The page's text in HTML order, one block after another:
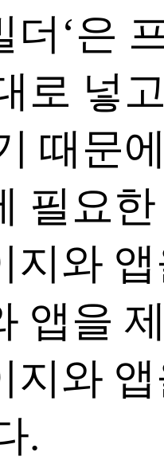
더‘은
로 넣
때문
필요
지와
앱을
지와
.